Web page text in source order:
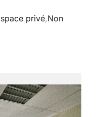
privé,Non